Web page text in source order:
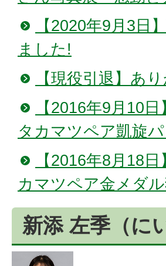
【2020年9月3日
ました!
【現役引退】あ
【2016年9月10
タカマツペア凱旋
【2016年8月18
カマツペア金メダ
新添 左季（に